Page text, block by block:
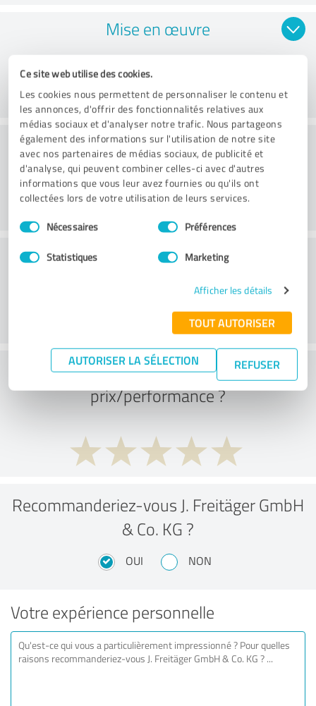
Ce site web utilise des cookies.
Les cookies nous permettent de personnaliser le contenu et
les annonces, d'offrir des fonctionnalités relatives aux
médias sociaux et d'analyser notre trafic. Nous partageons
également des informations sur l'utilisation de notre site
avec nos partenaires de médias sociaux, de publicité et
d'analyse, qui peuvent combiner celles-ci avec d'autres
informations que vous leur avez fournies ou qu'ils ont
collectées lors de votre utilisation de leurs services.
Sélection
du
Nécessaires Préférences
Statistiques Marketing
Afficher les détails
TOUT AUTORISER
AUTORISER LA SÉLECTION REFUSER
Mise en œuvre
Conseil
Service à la clientèle
Que pensez-vous du rapport
prix/performance ?
Recommanderiez-vous J. Freitäger GmbH
& Co. KG ?
OUI NON
Votre expérience personnelle